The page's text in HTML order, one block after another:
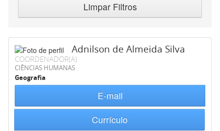
Limpar Filtros
Adnilson de Almeida Silva
COORDENADOR(A)
CIÊNCIAS HUMANAS
Geografia
E-mail
Currículo